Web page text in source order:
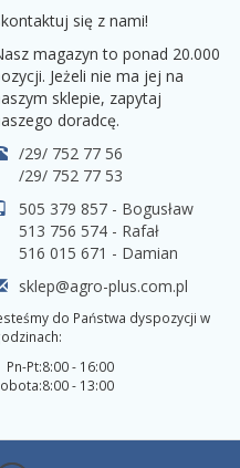
się z nami!
magazyn to ponad 20.000
Jeżeli nie ma jej na
sklepie, zapytaj
doradcę.
/29/ 752 77 56
/29/ 752 77 53
505 379 857 - Bogusław
513 756 574 - Rafał
516 015 671 - Damian
sklep@agro-plus.com.pl
do Państwa dyspozycji w
Pn-Pt:8:00 - 16:00
8:00 - 13:00